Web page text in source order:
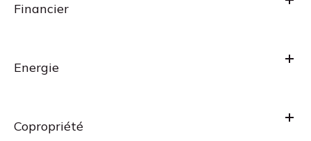
Financier
Energie
Copropriété